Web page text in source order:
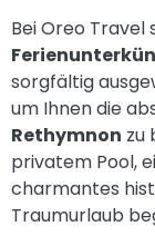
Bei Oreo
sorgfältig
um Ihnen die
Rethymnon zu
privatem Pool,
charmantes
Traumurlaub